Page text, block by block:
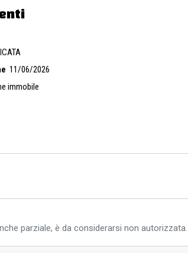
11/06/2026
immobile
parziale, è da considerarsi non autorizzata.